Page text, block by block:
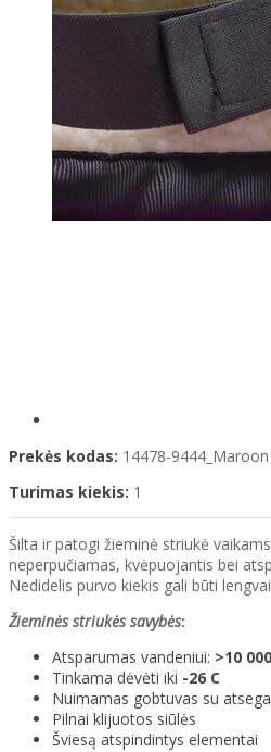
Prekės kodas: 14478-9444_Maroon
Turimas kiekis: 1
Šilta ir patogi žieminė striukė
neperpučiamas, kvėpuojantis bei
Nedidelis purvo kiekis gali būti
Žieminės striukės savybės:
Atsparumas vandeniui: >10
Tinkama dėvėti iki -26 C
Nuimamas gobtuvas su
Pilnai klijuotos siūlės
Šviesą atspindintys elementai